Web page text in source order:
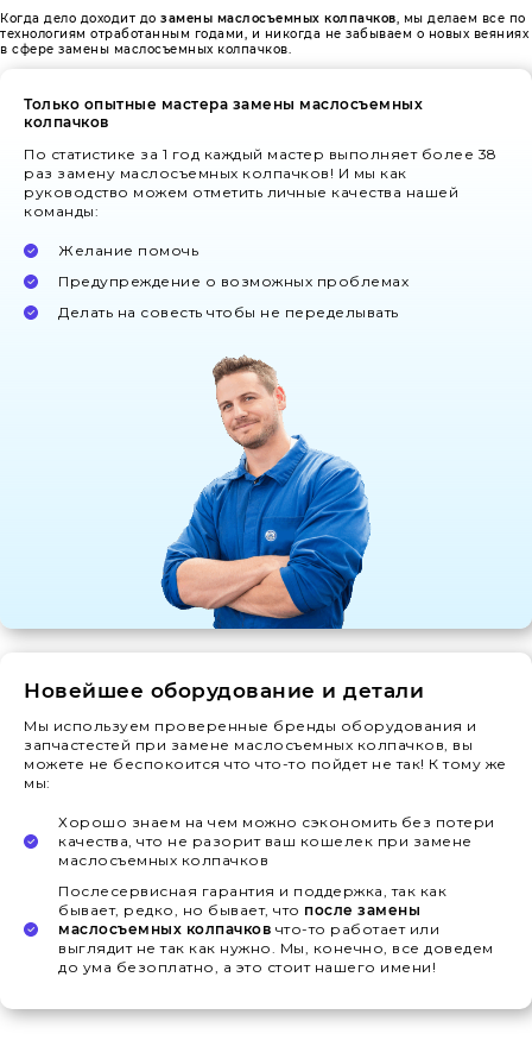
Когда дело доходит до замены маслосъемных колпачков , мы делаем все по
технологиям отработанным годами, и никогда не забываем о новых веяниях
в сфере замены маслосъемных колпачков.
Только опытные мастера замены маслосъемных
колпачков
По статистике за 1 год каждый мастер выполняет более 38
раз замену маслосъемных колпачков! И мы как
руководство можем отметить личные качества нашей
команды:
Желание помочь
Предупреждение о возможных проблемах
Делать на совесть чтобы не переделывать
Новейшее оборудование и детали
Мы используем проверенные бренды оборудования и
запчастестей при замене маслосъемных колпачков, вы
можете не беспокоится что что-то пойдет не так! К тому же
мы:
Хорошо знаем на чем можно сэкономить без потери
качества, что не разорит ваш кошелек при замене
маслосъемных колпачков
Послесервисная гарантия и поддержка, так как
бывает, редко, но бывает, что после замены
маслосъемных колпачков что-то работает или
выглядит не так как нужно. Мы, конечно, все доведем
до ума безоплатно, а это стоит нашего имени!